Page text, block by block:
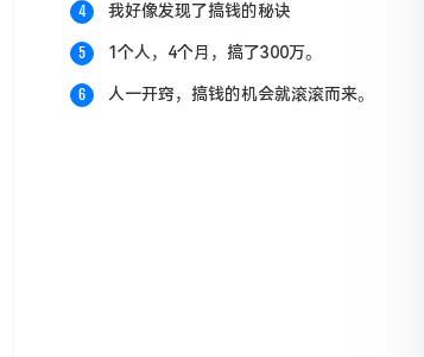
4 我好像发现了搞钱的秘诀
5 1个人，4个月，搞了300万。
6 人一开窍，搞钱的机会就滚滚而来。